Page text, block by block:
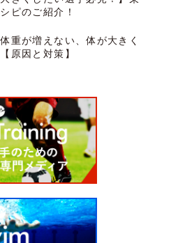
ピのご紹介！
重が増えない、体が大きく
原因と対策】